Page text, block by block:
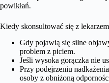
powikłań.
Kiedy skonsultować się z lekarzem
Gdy pojawią się silne
problem z piciem.
Jeśli wysoka gorączka nie
Przy podejrzeniu
osoby z obniżoną